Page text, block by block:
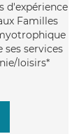
d'expérience
Familles
services
loisirs*